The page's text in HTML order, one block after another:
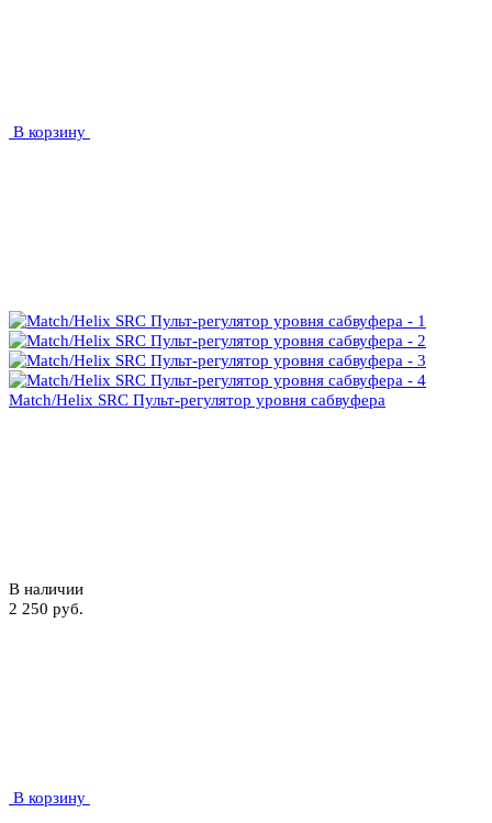
В корзину
Match/Helix SRC Пульт-регулятор уровня сабвуфера
В наличии
2 250 руб.
В корзину